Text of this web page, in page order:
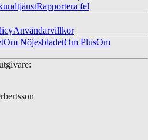
Rapportera fel
Användarvillkor
Om NöjesbladetOm PlusOm